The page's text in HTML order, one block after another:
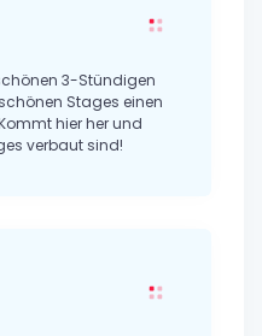
3-Stündigen
Stages einen
hier her und
verbaut sind!